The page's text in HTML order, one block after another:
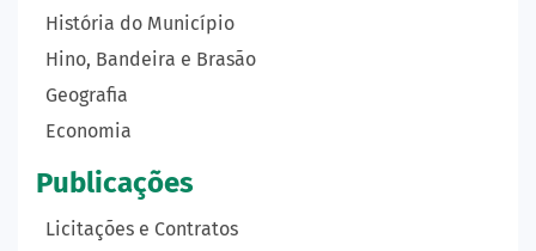
História do Município
Hino, Bandeira e Brasão
Geografia
Economia
Publicações
Licitações e Contratos